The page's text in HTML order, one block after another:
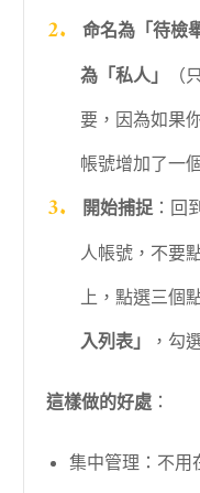
命名為「待檢
為「私人」
要，因為如果
帳號增加了一
開始捕捉：回
人帳號，不要
上，點選三個
入列表」
，勾
這樣做的好處：
集中管理：不用